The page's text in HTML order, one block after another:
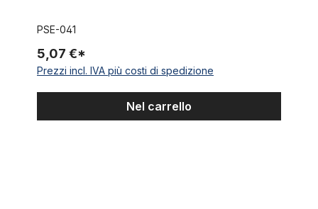
PSE-041
5,07 €*
Prezzi incl. IVA più costi di spedizione
Nel carrello